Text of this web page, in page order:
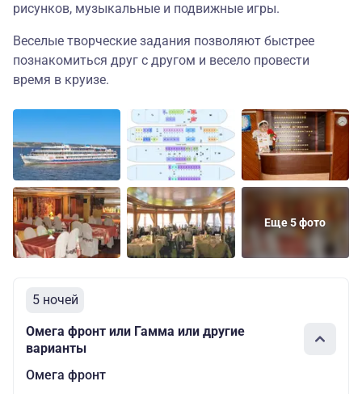
рисунков, музыкальные и подвижные игры.
Веселые творческие задания позволяют быстрее
познакомиться друг с другом и весело провести
время в круизе.
Еще 5 фото
5 ночей
Омега фронт или Гамма или другие
варианты
Омега фронт